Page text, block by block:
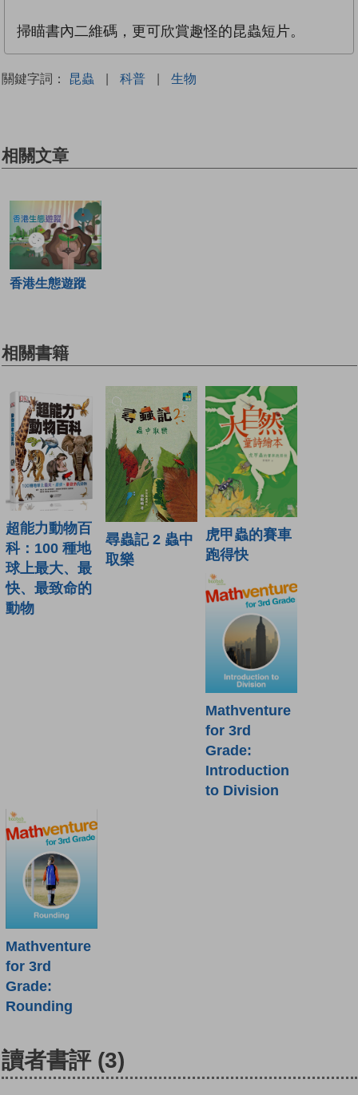
掃瞄書內二維碼，更可欣賞趣怪的昆蟲短片。
關鍵字詞： 昆蟲 | 科普 | 生物
相關文章
香港生態遊蹤
相關書籍
超能力動物百
科：100 種地
球上最大、最
快、最致命的
動物
尋蟲記 2 蟲中
取樂
虎甲蟲的賽車
跑得快
Mathventure
for 3rd
Grade:
Introduction
to Division
Mathventure
for 3rd
Grade:
Rounding
讀者書評 (3)